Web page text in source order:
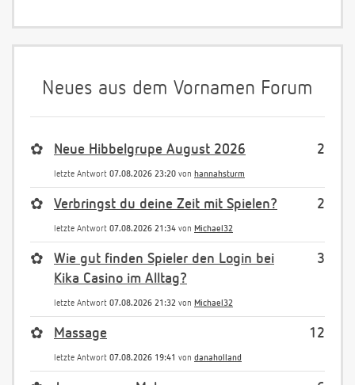
Neues aus dem Vornamen Forum
2
✿ Neue Hibbelgrupe August 2026
letzte Antwort 07.08.2026 23:20 von hannahsturm
2
✿ Verbringst du deine Zeit mit Spielen?
letzte Antwort 07.08.2026 21:34 von Michael32
3
✿
Wie gut finden Spieler den Login bei
Kika Casino im Alltag?
letzte Antwort 07.08.2026 21:32 von Michael32
12
✿ Massage
letzte Antwort 07.08.2026 19:41 von danaholland